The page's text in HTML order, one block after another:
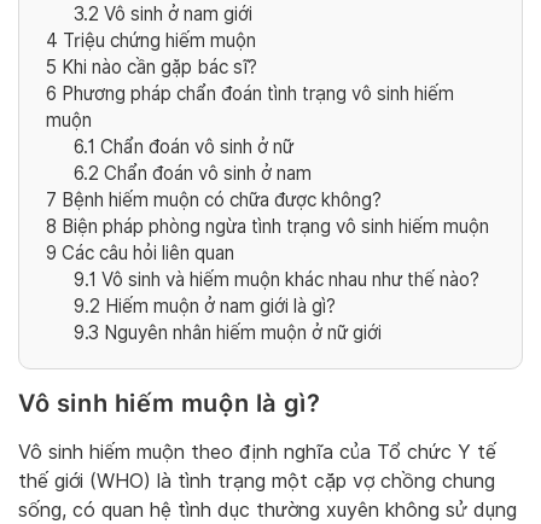
3.2 Vô sinh ở nam giới
4 Triệu chứng hiếm muộn
5 Khi nào cần gặp bác sĩ?
6 Phương pháp chẩn đoán tình trạng vô sinh hiếm
muộn
6.1 Chẩn đoán vô sinh ở nữ
6.2 Chẩn đoán vô sinh ở nam
7 Bệnh hiếm muộn có chữa được không?
8 Biện pháp phòng ngừa tình trạng vô sinh hiếm muộn
9 Các câu hỏi liên quan
9.1 Vô sinh và hiếm muộn khác nhau như thế nào?
9.2 Hiếm muộn ở nam giới là gì?
9.3 Nguyên nhân hiếm muộn ở nữ giới
Vô sinh hiếm muộn là gì?
Vô sinh hiếm muộn theo định nghĩa của Tổ chức Y tế
thế giới (WHO) là tình trạng một cặp vợ chồng chung
sống, có quan hệ tình dục thường xuyên không sử dụng